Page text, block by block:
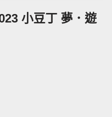
小豆丁 夢．遊